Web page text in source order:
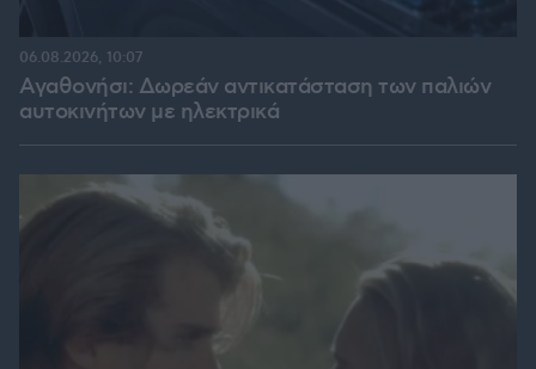
Αγαθονήσι: Δωρεάν αντικατάσταση των παλιών
αυτοκινήτων με ηλεκτρικά
06.08.2026, 10:07